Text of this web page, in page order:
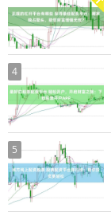
4
5